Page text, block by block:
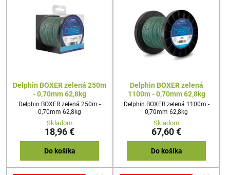
Delphin BOXER zelená 250m
- 0,70mm 62,8kg
Delphin BOXER zelená 250m -
0,70mm 62,8kg
Skladom
18,96 €
Do košíka
Delphin BOXER zelená
1100m - 0,70mm 62,8kg
Delphin BOXER zelená 1100m -
0,70mm 62,8kg
Skladom
67,60 €
Do košíka